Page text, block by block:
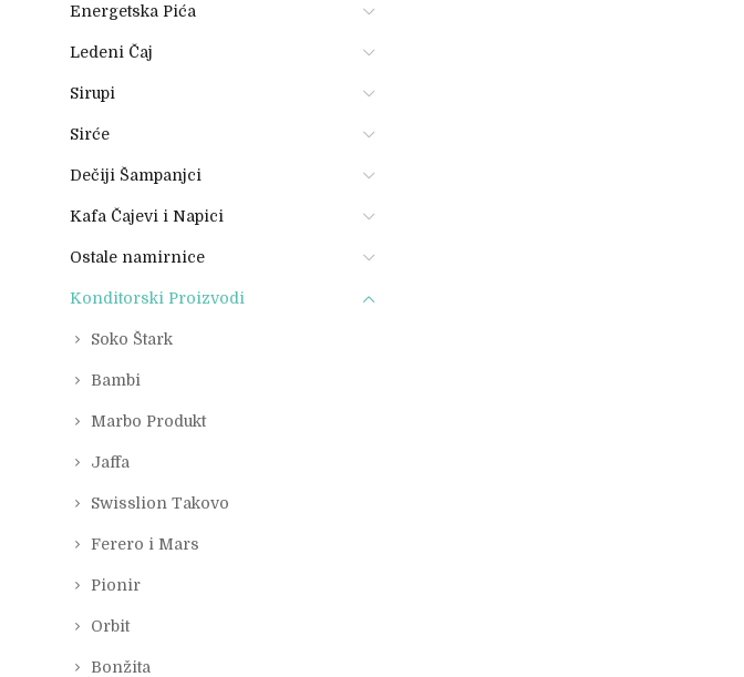
Energetska Pića
Ledeni Čaj
Sirupi
Sirće
Dečiji Šampanjci
Kafa Čajevi i Napici
Ostale namirnice
Konditorski Proizvodi
Soko Štark
Bambi
Marbo Produkt
Jaffa
Swisslion Takovo
Ferero i Mars
Pionir
Orbit
Bonžita